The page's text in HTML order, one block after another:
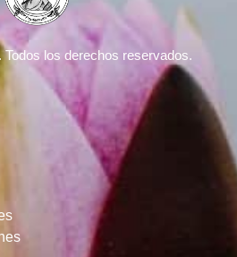
los derechos reservados.